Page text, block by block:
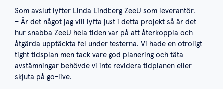
Som avslut lyfter Linda Lindberg ZeeU som leverantör.
– Är det något jag vill lyfta just i detta projekt så är det
hur snabba ZeeU hela tiden var på att återkoppla och
åtgärda upptäckta fel under testerna. Vi hade en otroligt
tight tidsplan men tack vare god planering och täta
avstämningar behövde vi inte revidera tidplanen eller
skjuta på go-live.